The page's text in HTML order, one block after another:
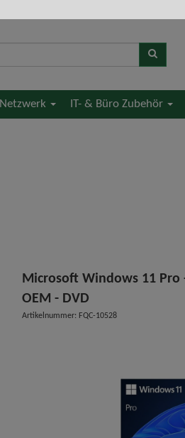
Netzwerk IT- & Büro Zubehör
Microsoft Windows 11 Pro
OEM - DVD
Artikelnummer: FQC-10528